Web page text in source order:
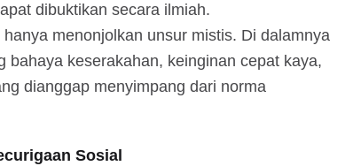
dibuktikan secara ilmiah.
menonjolkan unsur mistis. Di dalamnya
bahaya keserakahan, keinginan cepat kaya,
dianggap menyimpang dari norma
Sosial